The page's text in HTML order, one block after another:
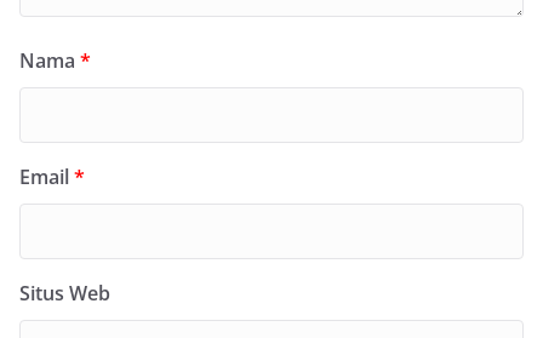
Nama *
Email*
Situs Web